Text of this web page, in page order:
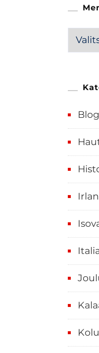
M
e
e
v
u
o
e
t
,
i
k
k